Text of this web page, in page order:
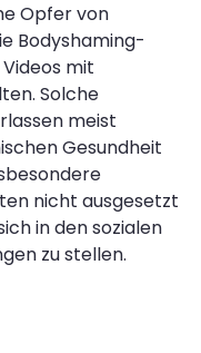
Opfer von
Bodyshaming-
mit
Solche
meist
Gesundheit
nicht ausgesetzt
in den sozialen
zu stellen.